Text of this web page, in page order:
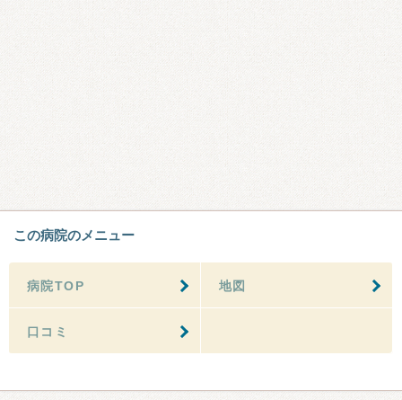
この病院のメニュー
病院TOP 地図
口コミ